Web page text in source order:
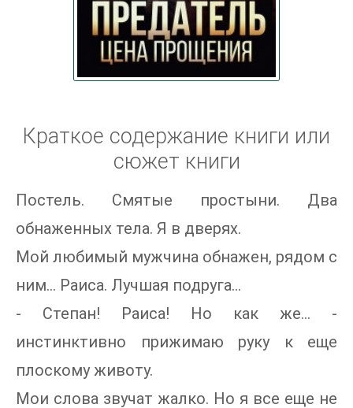
Краткое содержание книги или
сюжет книги
Постель. Смятые простыни. Два
обнаженных тела. Я в дверях.
Мой любимый мужчина обнажен, рядом с
ним… Раиса. Лучшая подруга…
- Степан! Раиса! Но как же… -
инстинктивно прижимаю руку к еще
плоскому животу.
Мои слова звучат жалко. Но я все еще не